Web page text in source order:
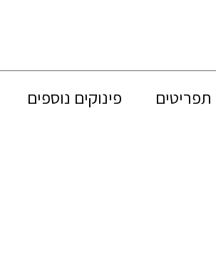
תפריטים פינוקים נוספים